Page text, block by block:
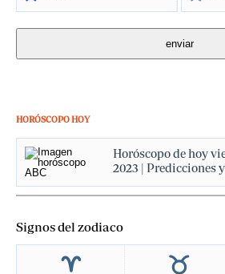
HORÓSCOPO HOY
Horóscopo de hoy
2023 | Predicciones
Signos del zodiaco